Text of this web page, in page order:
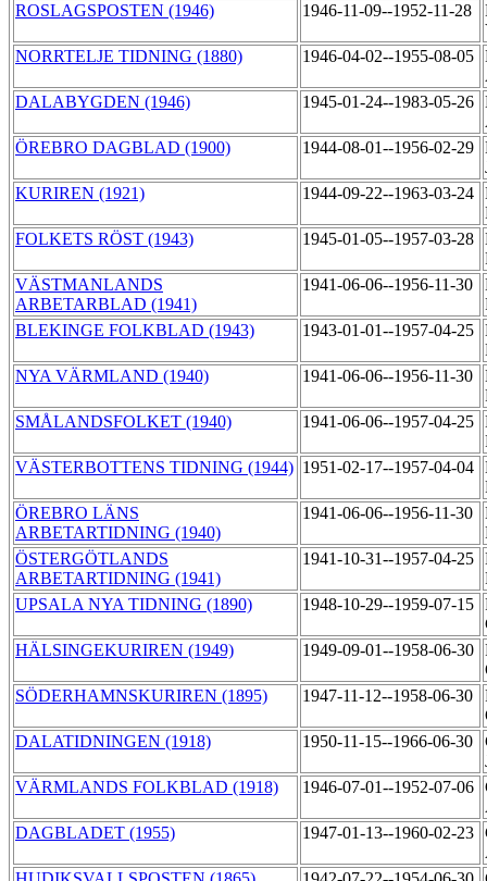
ROSLAGSPOSTEN (1946)
1946-11-09--1952-11-28
NORRTELJE TIDNING (1880)
1946-04-02--1955-08-05
DALABYGDEN (1946)
1945-01-24--1983-05-26
ÖREBRO DAGBLAD (1900)
1944-08-01--1956-02-29
KURIREN (1921)
1944-09-22--1963-03-24
FOLKETS RÖST (1943)
1945-01-05--1957-03-28
VÄSTMANLANDS
ARBETARBLAD (1941)
1941-06-06--1956-11-30
BLEKINGE FOLKBLAD (1943)
1943-01-01--1957-04-25
NYA VÄRMLAND (1940)
1941-06-06--1956-11-30
SMÅLANDSFOLKET (1940)
1941-06-06--1957-04-25
VÄSTERBOTTENS TIDNING (1944) 1951-02-17--1957-04-04
ÖREBRO LÄNS
ARBETARTIDNING (1940)
1941-06-06--1956-11-30
ÖSTERGÖTLANDS
ARBETARTIDNING (1941)
1941-10-31--1957-04-25
UPSALA NYA TIDNING (1890)
1948-10-29--1959-07-15
HÄLSINGEKURIREN (1949)
1949-09-01--1958-06-30
SÖDERHAMNSKURIREN (1895)
1947-11-12--1958-06-30
DALATIDNINGEN (1918)
1950-11-15--1966-06-30
VÄRMLANDS FOLKBLAD (1918)
1946-07-01--1952-07-06
DAGBLADET (1955)
1947-01-13--1960-02-23